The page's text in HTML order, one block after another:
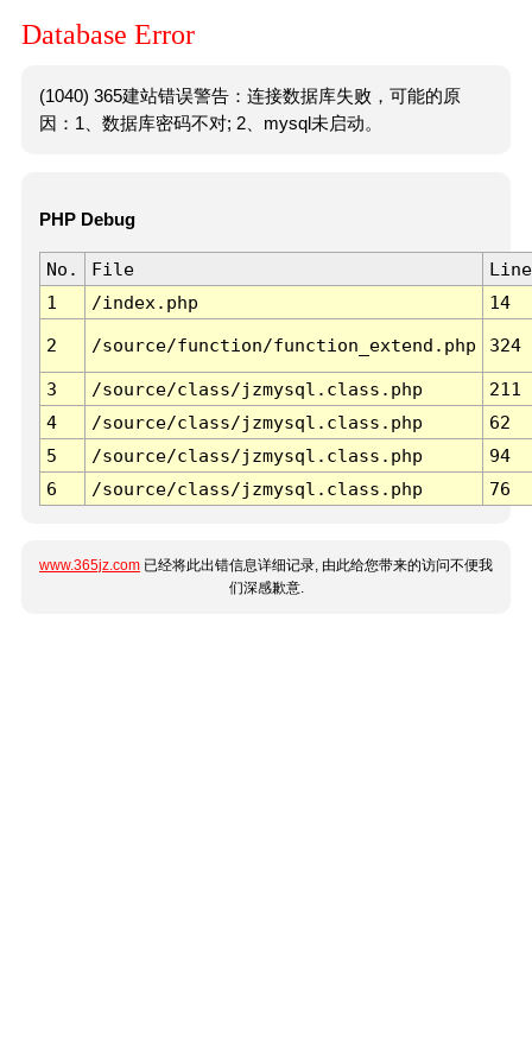
Database Error
(1040) 365建站错误警告：连接数据库失败，可能的原
因：1、数据库密码不对; 2、mysql未启动。
PHP Debug
No. File
Line
1
/index.php 14
2 /source/function/function_extend.php 324
3 /source/class/jzmysql.class.php
211
4
/source/class/jzmysql.class.php
62
5
/source/class/jzmysql.class.php
94
6
/source/class/jzmysql.class.php 76
www.365jz.com 已经将此出错信息详细记录, 由此给您带来的访问不便我
们深感歉意.